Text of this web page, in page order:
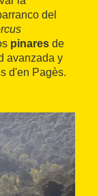
del
pinares de
avanzada y
d'en Pagès.